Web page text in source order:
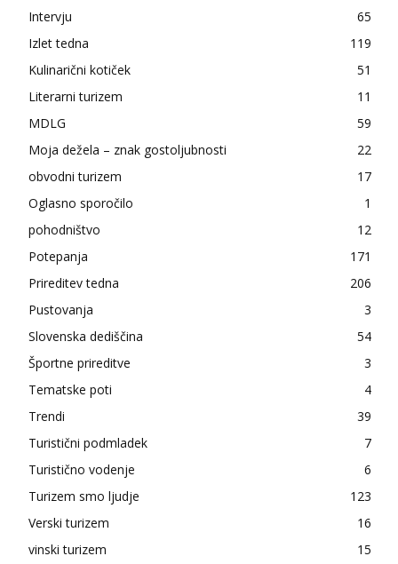
Intervju
65
Izlet tedna
119
Kulinarični kotiček
51
Literarni turizem
11
MDLG
59
Moja dežela – znak gostoljubnosti
22
obvodni turizem
17
Oglasno sporočilo
1
pohodništvo
12
Potepanja
171
Prireditev tedna
206
Pustovanja
3
Slovenska dediščina
54
Športne prireditve
3
Tematske poti
4
Trendi
39
Turistični podmladek
7
Turistično vodenje
6
Turizem smo ljudje
123
Verski turizem
16
vinski turizem
15